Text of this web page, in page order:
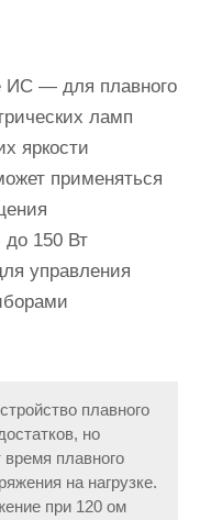
ИС — для плавного
ламп
яркости
применяться
до 150 Вт
управления
плавного
но
время плавного
на нагрузке.
при 120 ом